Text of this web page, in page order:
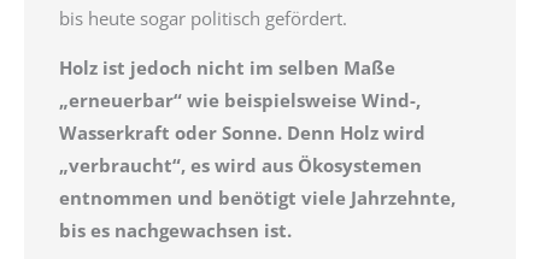
bis heute sogar politisch gefördert.
Holz ist jedoch nicht im selben Maße
„erneuerbar“ wie beispielsweise Wind-,
Wasserkraft oder Sonne. Denn Holz wird
„verbraucht“, es wird aus Ökosystemen
entnommen und benötigt viele Jahrzehnte,
bis es nachgewachsen ist.